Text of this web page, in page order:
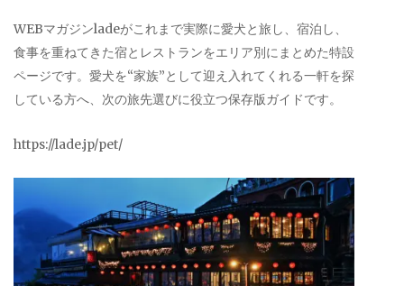
WEBマガジンladeがこれまで実際に愛犬と旅し、宿泊し、
食事を重ねてきた宿とレストランをエリア別にまとめた特設
ページです。愛犬を“家族”として迎え入れてくれる一軒を探
している方へ、次の旅先選びに役立つ保存版ガイドです。
https://lade.jp/pet/